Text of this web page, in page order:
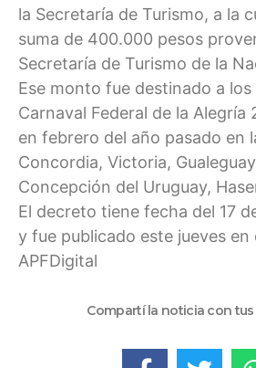
la Secretaría de Turismo, a la
suma de 400.000 pesos
Secretaría de Turismo de la
Ese monto fue destinado a
Carnaval Federal de la Alegría
en febrero del año pasado en
Concordia, Victoria,
Concepción del Uruguay,
El decreto tiene fecha del 17
y fue publicado este jueves en
APFDigital
Compartí la noticia con